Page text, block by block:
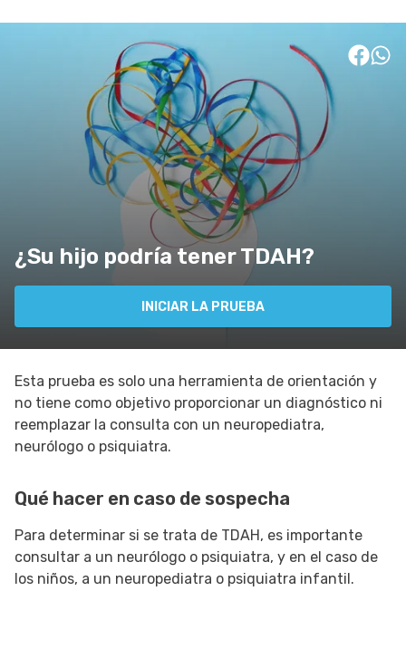
¿Su hijo podría tener TDAH?
INICIAR LA PRUEBA
Esta prueba es solo una herramienta de orientación y
no tiene como objetivo proporcionar un diagnóstico ni
reemplazar la consulta con un neuropediatra,
neurólogo o psiquiatra.
Qué hacer en caso de sospecha
Para determinar si se trata de TDAH, es importante
consultar a un neurólogo o psiquiatra, y en el caso de
los niños, a un neuropediatra o psiquiatra infantil.